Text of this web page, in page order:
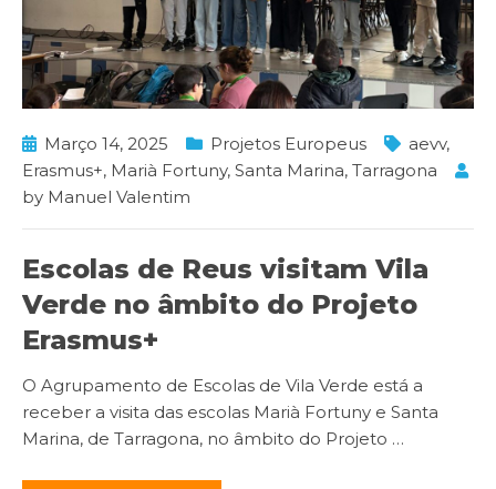
Março 14, 2025 Projetos Europeus aevv,
Erasmus+, Marià Fortuny, Santa Marina, Tarragona
by Manuel Valentim
Escolas de Reus visitam Vila
Verde no âmbito do Projeto
Erasmus+
O Agrupamento de Escolas de Vila Verde está a
receber a visita das escolas Marià Fortuny e Santa
Marina, de Tarragona, no âmbito do Projeto …